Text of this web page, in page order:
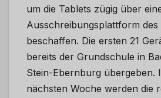
um die Tablets zügig über
Ausschreibungsplattform des
beschaffen. Die ersten 21
bereits der Grundschule in
Stein-Ebernburg übergeben.
nächsten Woche werden die